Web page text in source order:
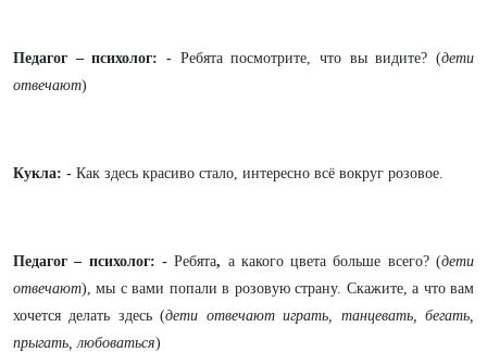
Педагог – психолог: - Ребята посмотрите, что вы видите? (дети
отвечают)
Кукла: - Как здесь красиво стало, интересно всё вокруг розовое.
Педагог – психолог: -Ребята, а какого цвета больше всего? (дети
отвечают), мы с вами попали в розовую страну. Скажите, а что вам
хочется делать здесь (дети отвечают играть, танцевать, бегать,
прыгать, любоваться)